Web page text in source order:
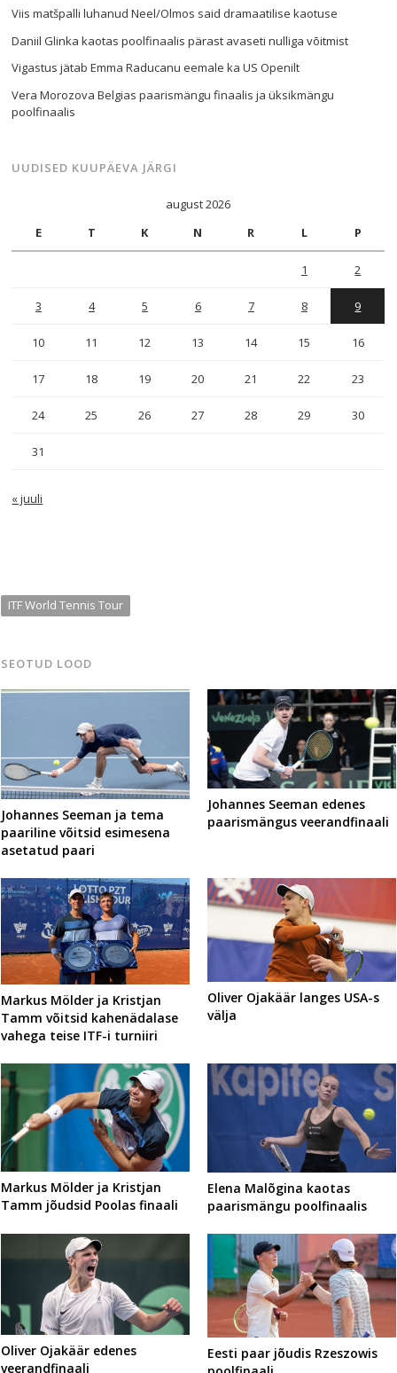
Viis matšpalli luhanud Neel/Olmos said dramaatilise kaotuse
Daniil Glinka kaotas poolfinaalis pärast avaseti nulliga võitmist
Vigastus jätab Emma Raducanu eemale ka US Openilt
Vera Morozova Belgias paarismängu finaalis ja üksikmängu
poolfinaalis
UUDISED KUUPÄEVA JÄRGI
august 2026
E
T K N R L P
1 2
3 4 5 6 7 8 9
10 11 12 13 14 15 16
17 18 19 20 21 22 23
24 25 26 27 28 29 30
31
« juuli
ITF World Tennis Tour
SEOTUD LOOD
Johannes Seeman ja tema
paariline võitsid esimesena
asetatud paari
Johannes Seeman edenes
paarismängus veerandfinaali
Markus Mölder ja Kristjan
Tamm võitsid kahenädalase
vahega teise ITF-i turniiri
Oliver Ojakäär langes USA-s
välja
Markus Mölder ja Kristjan
Tamm jõudsid Poolas finaali
Elena Malõgina kaotas
paarismängu poolfinaalis
Oliver Ojakäär edenes
veerandfinaali
Eesti paar jõudis Rzeszowis